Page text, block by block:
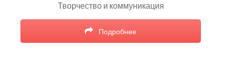
Творчество и коммуникация
Подробнее